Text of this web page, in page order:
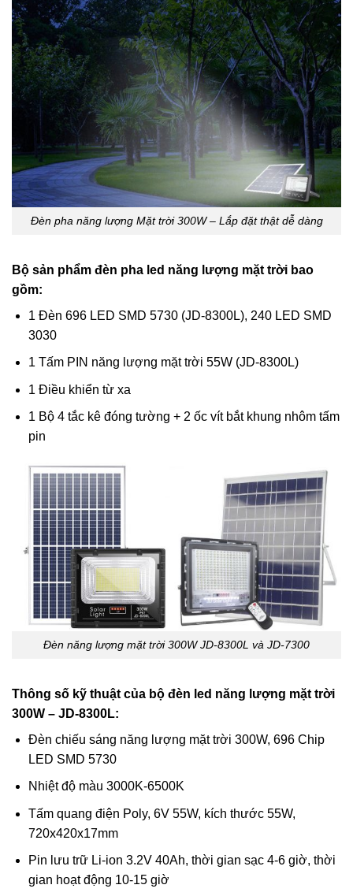
Đèn pha năng lượng Mặt trời 300W – Lắp đặt thật dễ dàng
Bộ sản phẩm đèn pha led năng lượng mặt trời bao
gồm:
1 Đèn 696 LED SMD 5730 (JD-8300L), 240 LED SMD
3030
1 Tấm PIN năng lượng mặt trời 55W (JD-8300L)
1 Điều khiển từ xa
1 Bộ 4 tắc kê đóng tường + 2 ốc vít bắt khung nhôm tấm
pin
Đèn năng lượng mặt trời 300W JD-8300L và JD-7300
Thông số kỹ thuật của bộ đèn led năng lượng mặt trời
300W – JD-8300L:
Đèn chiếu sáng năng lượng mặt trời 300W, 696 Chip
LED SMD 5730
Nhiệt độ màu 3000K-6500K
Tấm quang điện Poly, 6V 55W, kích thước 55W,
720x420x17mm
Pin lưu trữ Li-ion 3.2V 40Ah, thời gian sạc 4-6 giờ, thời
gian hoạt động 10-15 giờ